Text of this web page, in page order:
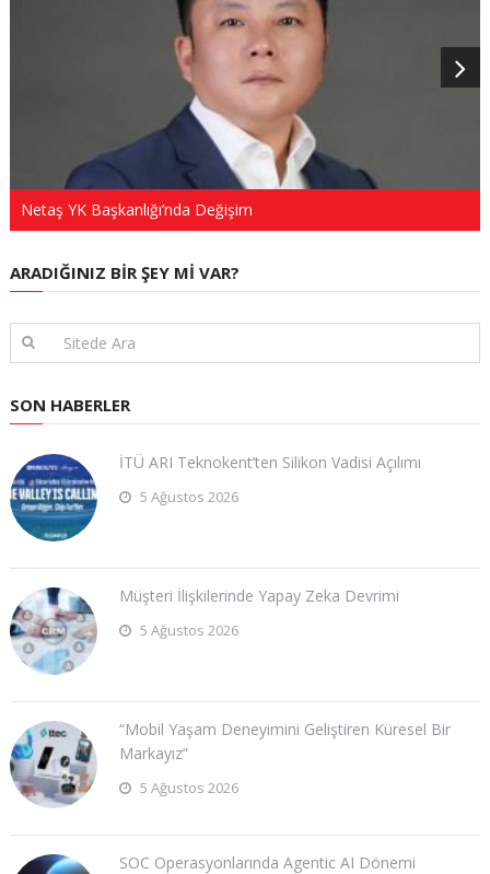
Netaş YK Başkanlığı’nda Değişim
ARADIĞINIZ BIR ŞEY MI VAR?
SON HABERLER
İTÜ ARI Teknokent’ten Silikon Vadisi Açılımı
5 Ağustos 2026
Müşteri İlişkilerinde Yapay Zeka Devrimi
5 Ağustos 2026
“Mobil Yaşam Deneyimini Geliştiren Küresel Bir
Markayız”
5 Ağustos 2026
SOC Operasyonlarında Agentic AI Dönemi